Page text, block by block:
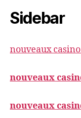
Sidebar
nouveaux
nouveaux
nouveaux